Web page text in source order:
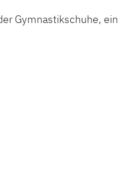
Gymnastikschuhe, ein